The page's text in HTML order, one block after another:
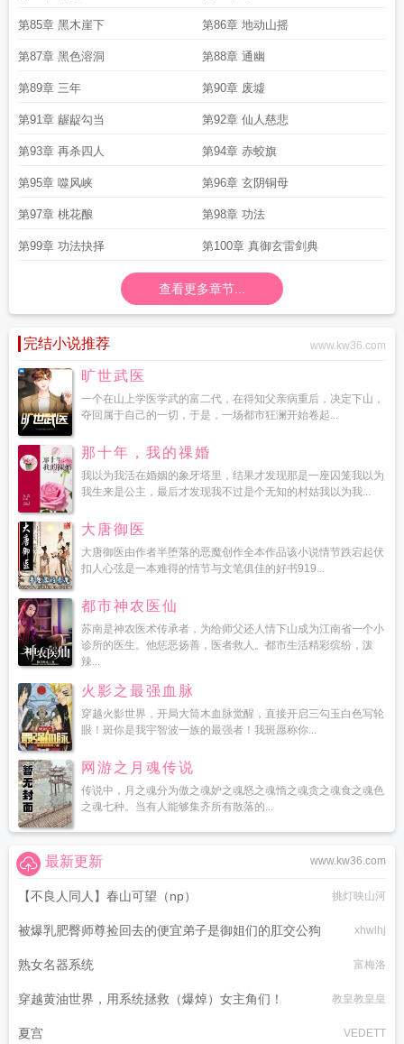
第85章 黑木崖下 第86章 地动山摇
第87章 黑色溶洞 第88章 通幽
第89章 三年 第90章 废墟
第91章 龌龊勾当 第92章 仙人慈悲
第93章 再杀四人 第94章 赤蛟旗
第95章 噬风峡 第96章 玄阴铜母
第97章 桃花酿 第98章 功法
第99章 功法抉择 第100章 真御玄雷剑典
查看更多章节...
完结小说推荐 www.kw36.com
旷世武医
一个在山上学医学武的富二代，在得知父亲病重后，决定下山，
夺回属于自己的一切，于是，一场都市狂澜开始卷起...
那十年，我的祼婚
我以为我活在婚姻的象牙塔里，结果才发现那是一座囚笼我以为
我生来是公主，最后才发现我不过是个无知的村姑我以为我...
大唐御医
大唐御医由作者半堕落的恶魔创作全本作品该小说情节跌宕起伏
扣人心弦是一本难得的情节与文笔俱佳的好书919...
都市神农医仙
苏南是神农医术传承者，为给师父还人情下山成为江南省一个小
诊所的医生。他惩恶扬善，医者救人。都市生活精彩缤纷，泼
辣...
火影之最强血脉
穿越火影世界，开局大筒木血脉觉醒，直接开启三勾玉白色写轮
眼！斑你是我宇智波一族的最强者！我斑愿称你...
网游之月魂传说
传说中，月之魂分为傲之魂妒之魂怒之魂惰之魂贪之魂食之魂色
之魂七种。当有人能够集齐所有散落的...
www.kw36.com
最新更新
【不良人同人】春山可望（np） 挑灯映山河
被爆乳肥臀师尊捡回去的便宜弟子是御姐们的肛交公狗 xhwlhj
熟女名器系统 富梅洛
穿越黄油世界，用系统拯救（爆焯）女主角们！ 教皇教皇皇
夏宫 VEDETT